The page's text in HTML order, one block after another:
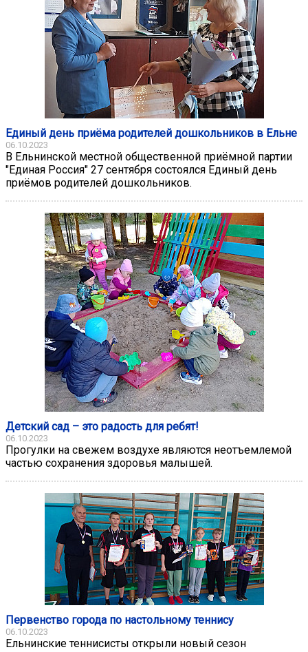
Единый день приёма родителей дошкольников в Ельне
06.10.2023
В Ельнинской местной общественной приёмной партии
"Единая Россия" 27 сентября состоялся Единый день
приёмов родителей дошкольников.
Детский сад – это радость для ребят!
06.10.2023
Прогулки на свежем воздухе являются неотъемлемой
частью сохранения здоровья малышей.
Первенство города по настольному теннису
06.10.2023
Ельнинские теннисисты открыли новый сезон